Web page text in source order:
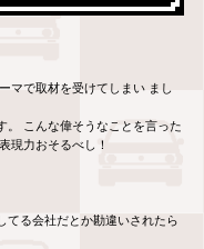
マで取材を受けてしまい まし
。 こんな偉そうなことを言った
現力おそるべし！
てる会社だとか勘違いされたら